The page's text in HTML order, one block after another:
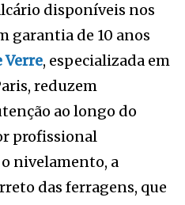
disponíveis nos
garantia de 10 anos
Verre, especializada em
reduzem
ao longo do
profissional
nivelamento, a
das ferragens, que